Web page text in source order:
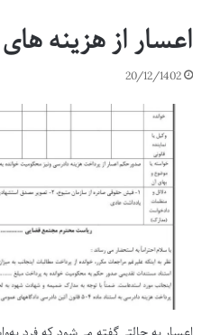
اعسار از هزینه
20/12/1402